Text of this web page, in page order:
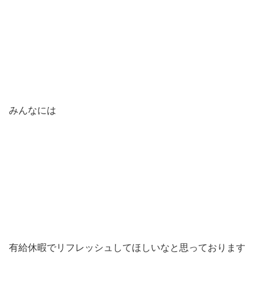
みんなには
有給休暇でリフレッシュしてほしいなと思っております